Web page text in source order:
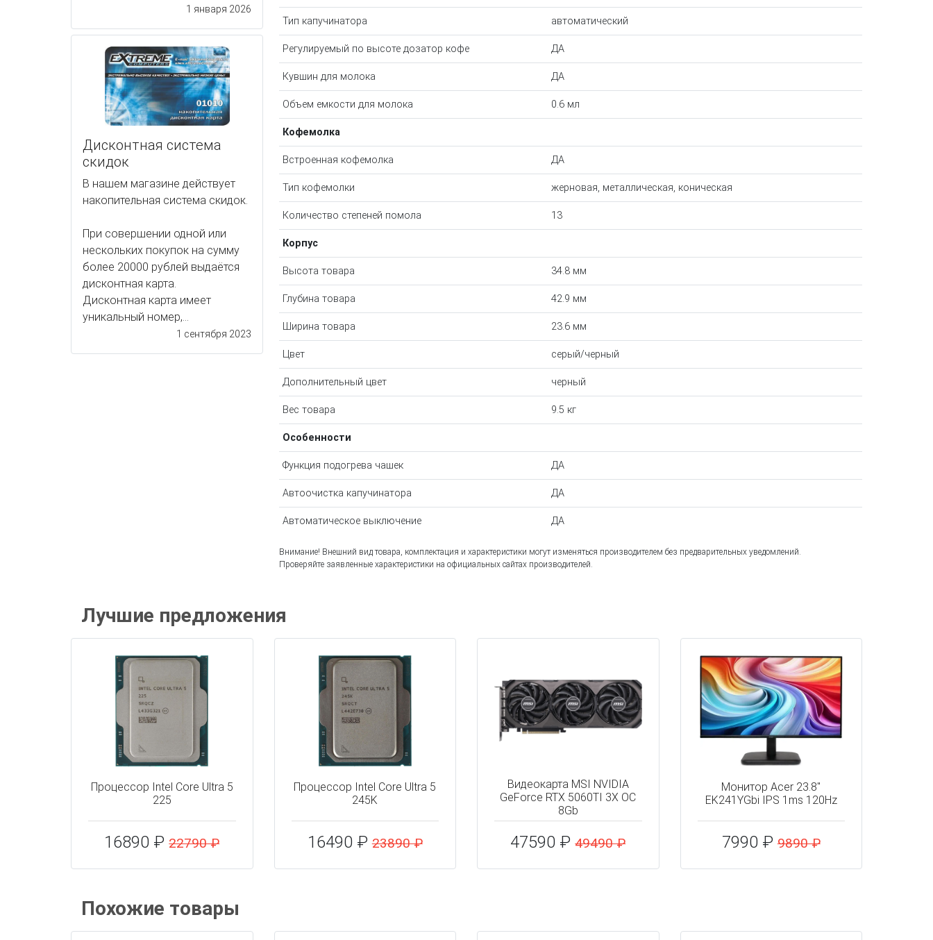
1 января 2026
Дисконтная система
скидок
В нашем магазине действует
накопительная система скидок.
При совершении одной или
нескольких покупок на сумму
более 20000 рублей выдаётся
дисконтная карта.
Дисконтная карта имеет
уникальный номер,...
1 сентября 2023
Тип капучинатора автоматический
Регулируемый по высоте дозатор кофе ДА
Кувшин для молока ДА
Объем емкости для молока 0.6 мл
Кофемолка
Встроенная кофемолка ДА
Тип кофемолки жерновая, металлическая, коническая
Количество степеней помола 13
Корпус
Высота товара 34.8 мм
Глубина товара 42.9 мм
Ширина товара 23.6 мм
Цвет серый/черный
Дополнительный цвет черный
Вес товара 9.5 кг
Особенности
Функция подогрева чашек ДА
Автоочистка капучинатора ДА
Автоматическое выключение ДА
Внимание! Внешний вид товара, комплектация и характеристики могут изменяться производителем без предварительных уведомлений.
Проверяйте заявленные характеристики на официальных сайтах производителей.
Лучшие предложения
Процессор Intel Core Ultra 5
225
16890 ₽22790 ₽
Процессор Intel Core Ultra 5
245K
16490 ₽23890 ₽
Видеокарта MSI NVIDIA
GeForce RTX 5060TI 3X OC
8Gb
47590 ₽49490 ₽
Монитор Acer 23.8"
EK241YGbi IPS 1ms 120Hz
7990 ₽9890 ₽
Похожие товары